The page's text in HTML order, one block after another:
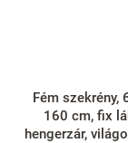
Fém szekrény,
160 cm, fix
hengerzár,